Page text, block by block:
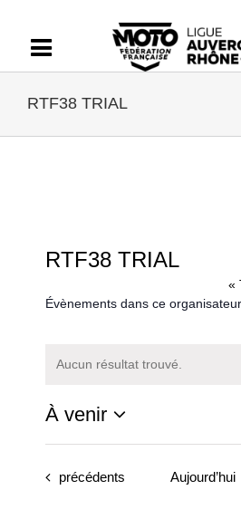
contenu
RTF38 TRIAL
RTF38 TRIAL
«
Évènements dans ce organisateur
Notice
Aucun résultat trouvé.
À venir
Sélectionnez
uneÉvènements
précédents Aujourd’hui